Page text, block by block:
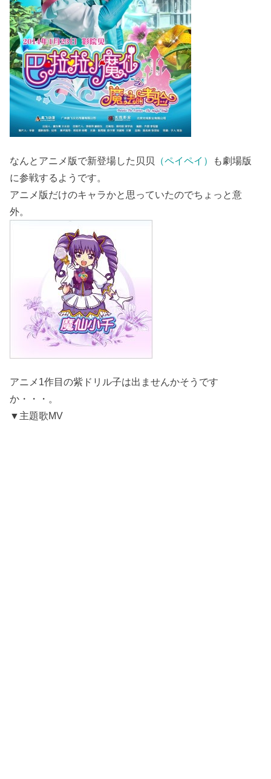
なんとアニメ版で新登場した贝贝 （ペイペイ）
も劇場版
に参戦するようです。
アニメ版だけのキャラかと思っていたのでちょっと意
外。
アニメ1作目の紫ドリル子は出ませんかそうです
か・・・。
▼主題歌MV